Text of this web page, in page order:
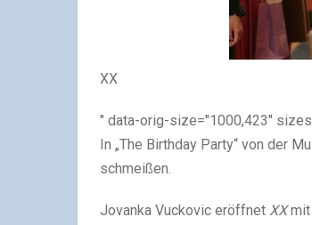
XX
" data-orig-size="1000,423"
In „The Birthday Party“ von der
schmeißen.
Jovanka Vuckovic eröffnet XX